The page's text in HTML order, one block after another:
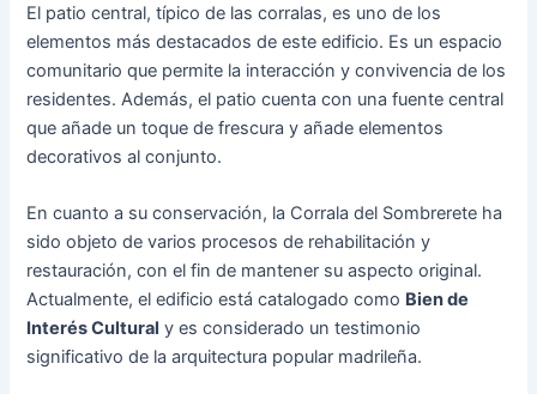
El patio central, típico de las corralas, es uno de los
elementos más destacados de este edificio. Es un espacio
comunitario que permite la interacción y convivencia de los
residentes. Además, el patio cuenta con una fuente central
que añade un toque de frescura y añade elementos
decorativos al conjunto.
En cuanto a su conservación, la Corrala del Sombrerete ha
sido objeto de varios procesos de rehabilitación y
restauración, con el fin de mantener su aspecto original.
Actualmente, el edificio está catalogado como Bien de
Interés Cultural y es considerado un testimonio
significativo de la arquitectura popular madrileña.